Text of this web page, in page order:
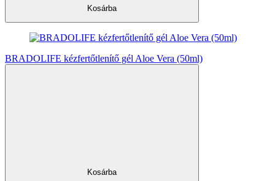
Kosárba
BRADOLIFE kézfertőtlenítő gél Aloe Vera (50ml)
Kosárba